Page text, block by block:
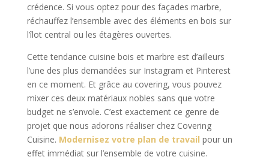
crédence. Si vous optez pour des façades marbre,
réchauffez l’ensemble avec des éléments en bois sur
l’îlot central ou les étagères ouvertes.
Cette tendance cuisine bois et marbre est d’ailleurs
l’une des plus demandées sur Instagram et Pinterest
en ce moment. Et grâce au covering, vous pouvez
mixer ces deux matériaux nobles sans que votre
budget ne s’envole. C’est exactement ce genre de
projet que nous adorons réaliser chez Covering
Cuisine. Modernisez votre plan de travail pour un
effet immédiat sur l’ensemble de votre cuisine.